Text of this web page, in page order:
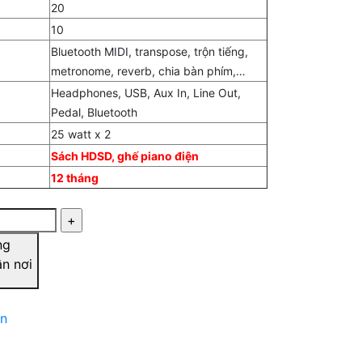
20
10
Bluetooth MIDI, transpose, trộn tiếng,
metronome, reverb, chia bàn phím,…
Headphones, USB, Aux In, Line Out,
Pedal, Bluetooth
25 watt x 2
Sách HDSD, ghế piano điện
12 tháng
nơi